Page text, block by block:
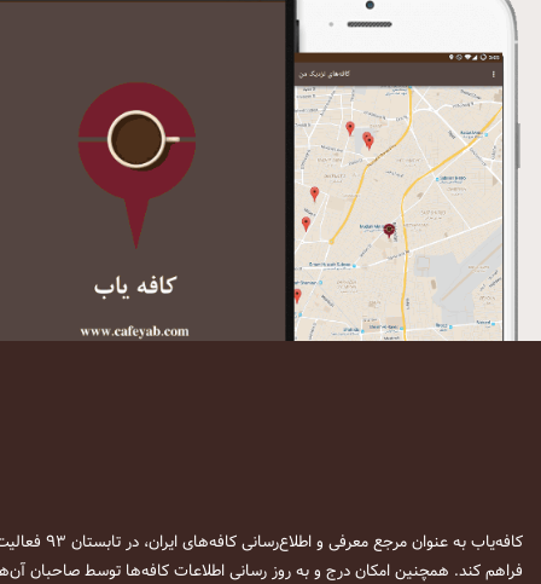
کافه‌یاب به عنوان مرجع معرفی و اطلاع‌رسانی کافه‌های ایران، در تابستان ۹۳ فعالیت خود را آغاز نمود. این وب‌سایت در نظر دارد تا با معرفی
فراهم کند. همچنین امکان درج و به روز رسانی اطلاعات کافه‌ها توسط صاحبان